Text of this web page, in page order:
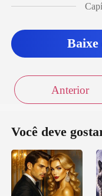
Baixe
Anterior
Você deve